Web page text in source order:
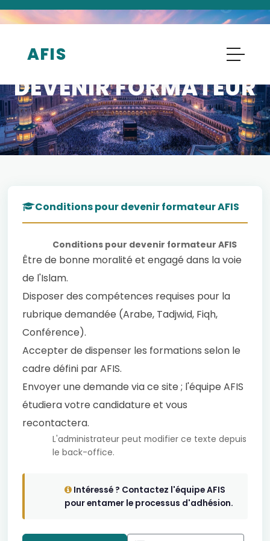
AFIS
DEVENIR FORMATEUR
Conditions pour devenir formateur AFIS
Conditions pour devenir formateur AFIS
Être de bonne moralité et engagé dans la voie
de l'Islam.
Disposer des compétences requises pour la
rubrique demandée (Arabe, Tadjwid, Fiqh,
Conférence).
Accepter de dispenser les formations selon le
cadre défini par AFIS.
Envoyer une demande via ce site ; l'équipe AFIS
étudiera votre candidature et vous
recontactera.
L'administrateur peut modifier ce texte depuis
le back-office.
pour entamer le processus d'adhésion.